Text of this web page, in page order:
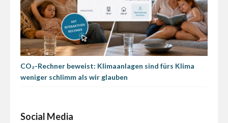
CO₂-Rechner beweist: Klimaanlagen sind fürs Klima
weniger schlimm als wir glauben
Social Media